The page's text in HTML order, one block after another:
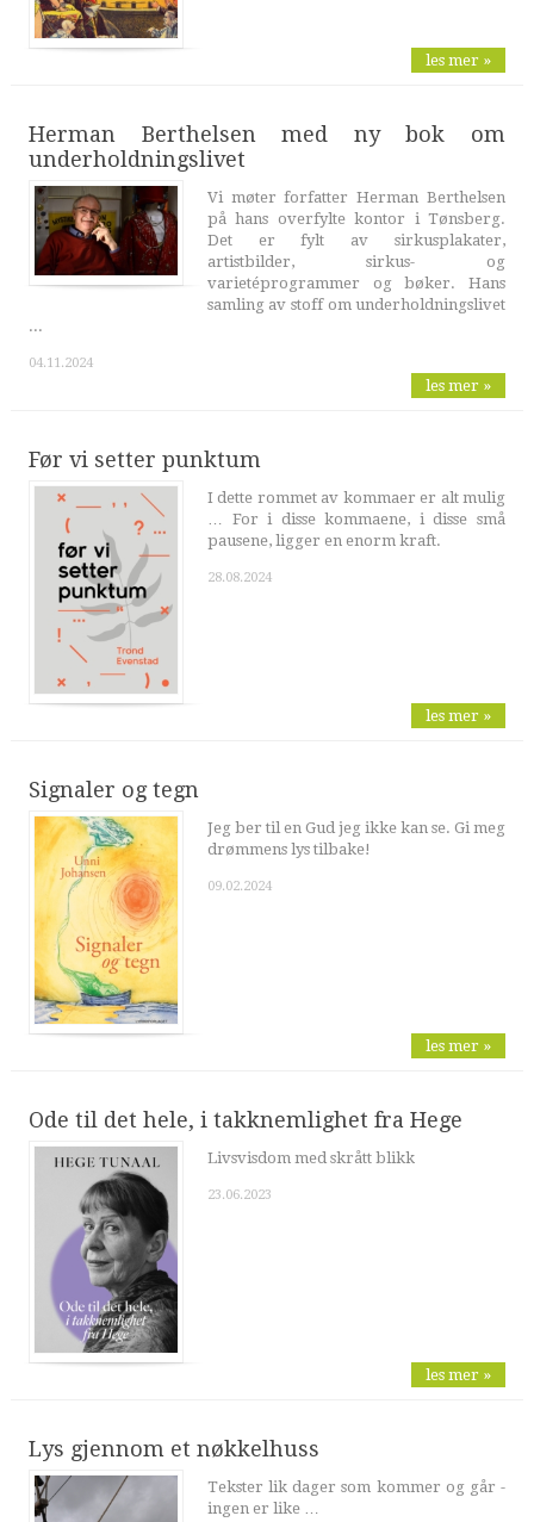
les mer »
Herman Berthelsen med ny bok om
underholdningslivet
Vi møter forfatter Herman Berthelsen
på hans overfylte kontor i Tønsberg.
Det er fylt av sirkusplakater,
artistbilder, sirkus- og
varietéprogrammer og bøker. Hans
samling av stoff om underholdningslivet
...
04.11.2024
les mer »
Før vi setter punktum
I dette rommet av kommaer er alt mulig
… For i disse kommaene, i disse små
pausene, ligger en enorm kraft.
28.08.2024
les mer »
Signaler og tegn
Jeg ber til en Gud jeg ikke kan se. Gi meg
drømmens lys tilbake!
09.02.2024
les mer »
Ode til det hele, i takknemlighet fra Hege
Livsvisdom med skrått blikk
23.06.2023
les mer »
Lys gjennom et nøkkelhuss
Tekster lik dager som kommer og går -
ingen er like …